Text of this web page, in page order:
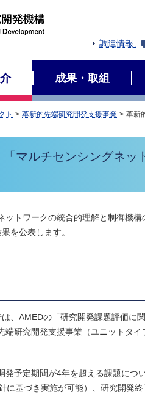
調達情報
成果・取組
ト 革新的先端研究開発支援事業
革新
マルチセンシングネ
トワークの統合的理解と制御機
を公表します。
、AMEDの「研究開発課題評価に
研究開発支援事業（ユニットタ
予定期間が4年を超える課題に
に基づき実施が可能）、研究開発